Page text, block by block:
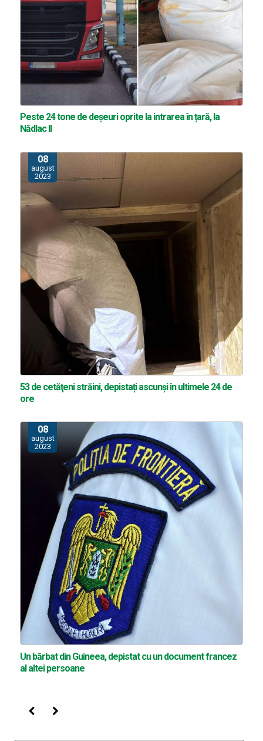
Peste 24 tone de deșeuri oprite la intrarea în țară, la
Nădlac II
08
august
2023
53 de cetăţeni străini, depistați ascunși în ultimele 24 de
ore
08
august
2023
Un bărbat din Guineea, depistat cu un document francez
al altei persoane
Precedenta